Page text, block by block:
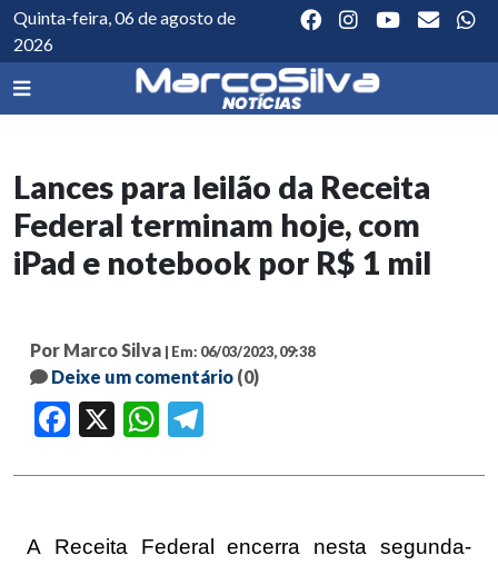
Quinta-feira, 06 de agosto de
2026
Lances para leilão da Receita
Federal terminam hoje, com
iPad e notebook por R$ 1 mil
Por Marco Silva | Em: 06/03/2023, 09:38
Deixe um comentário (0)
Facebook WhatsApp
A Receita Federal
encerra nesta segunda-